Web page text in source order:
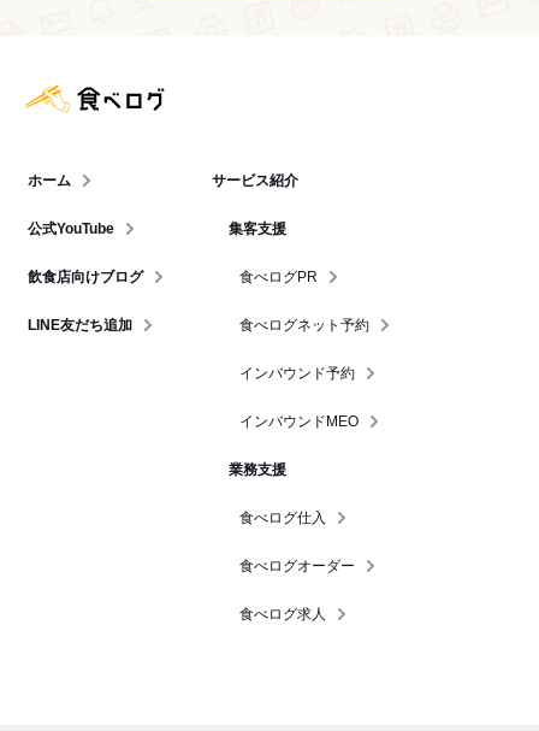
ホーム
公式YouTube
飲食店向けブログ
LINE友だち追加
サービス紹介
集客支援
食べログPR
食べログネット予約
インバウンド予約
インバウンドMEO
業務支援
食べログ仕入
食べログオーダー
食べログ求人